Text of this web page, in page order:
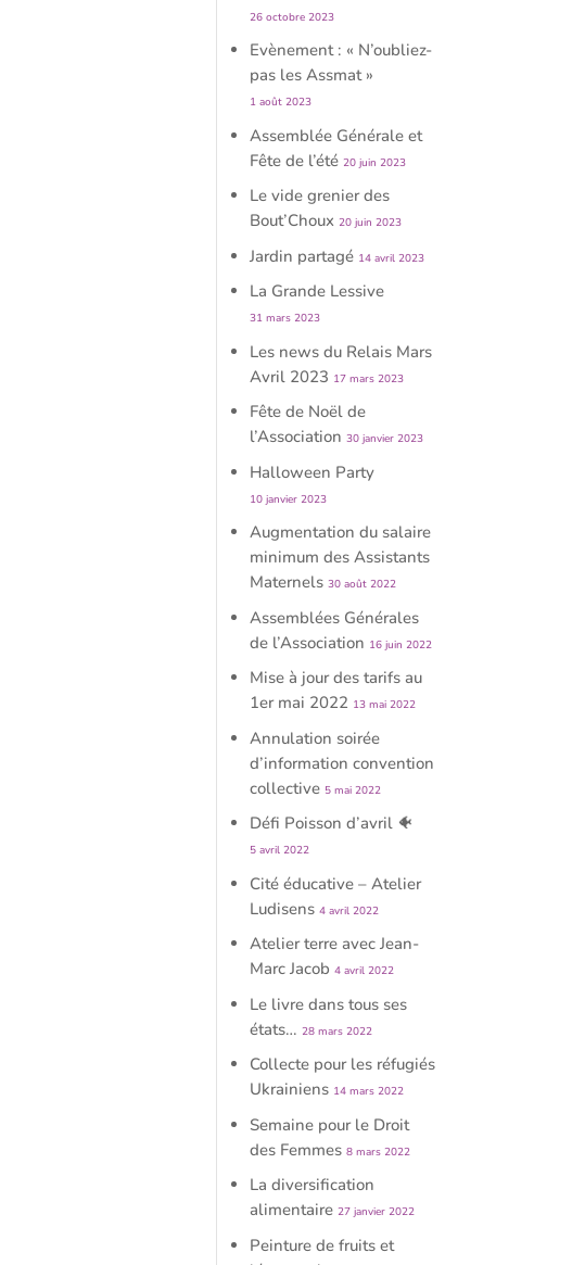
26 octobre 2023
Evènement : « N’oubliez-
pas les Assmat »
1 août 2023
Assemblée Générale et
Fête de l’été 20 juin 2023
Le vide grenier des
Bout’Choux 20 juin 2023
Jardin partagé 14 avril 2023
La Grande Lessive
31 mars 2023
Les news du Relais Mars
Avril 2023 17 mars 2023
Fête de Noël de
l’Association 30 janvier 2023
Halloween Party
10 janvier 2023
Augmentation du salaire
minimum des Assistants
Maternels 30 août 2022
Assemblées Générales
de l’Association 16 juin 2022
Mise à jour des tarifs au
1er mai 2022 13 mai 2022
Annulation soirée
d’information convention
collective 5 mai 2022
Défi Poisson d’avril 🐠
5 avril 2022
Cité éducative – Atelier
Ludisens 4 avril 2022
Atelier terre avec Jean-
Marc Jacob 4 avril 2022
Le livre dans tous ses
états… 28 mars 2022
Collecte pour les réfugiés
Ukrainiens 14 mars 2022
Semaine pour le Droit
des Femmes 8 mars 2022
La diversification
alimentaire 27 janvier 2022
Peinture de fruits et